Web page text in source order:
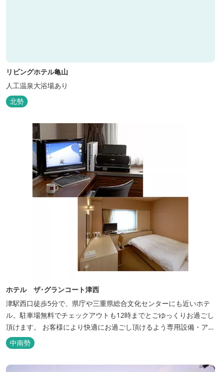
リビングホテル亀山
人工温泉大浴場あり
北勢
ホテル ザ･グランコート津西
津駅西口徒歩5分で、県庁や三重県総合文化センターにも近いホテ
ル。駐車場無料でチェックアウトも12時までとごゆっくりお過ごし
頂けます。 お客様により快適にお過ごし頂けるよう専用設備・アメ
ニティ付き女性専用フロアやビジネスマンに最適なパソコン・プリ
ンター設置のお部屋など多種多様な部屋タイプ・サービスをご用
中南勢